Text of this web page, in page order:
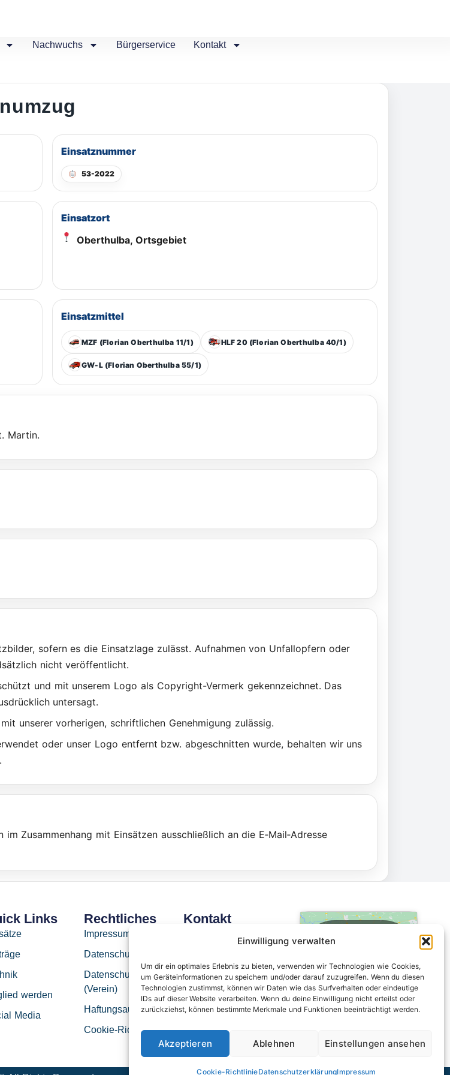
Einwilligung verwalten
Um dir ein optimales Erlebnis zu bieten, verwenden wir Technologien wie Cookies,
um Geräteinformationen zu speichern und/oder darauf zuzugreifen. Wenn du diesen
Technologien zustimmst, können wir Daten wie das Surfverhalten oder eindeutige
IDs auf dieser Website verarbeiten. Wenn du deine Einwilligung nicht erteilst oder
zurückziehst, können bestimmte Merkmale und Funktionen beeinträchtigt werden.
Akzeptieren Ablehnen Einstellungen ansehen
Cookie-RichtlinieDatenschutzerklärungImpressum
Nachwuchs Bürgerservice Kontakt
Einsatznummer
53-2022
Einsatzort
Oberthulba, Ortsgebiet
Einsatzmittel
MZF (Florian Oberthulba 11/1) HLF 20 (Florian Oberthulba 40/1)
GW-L (Florian Oberthulba 55/1)
Martin.
sofern es die Einsatzlage zulässt. Aufnahmen von Unfallopfern oder
nicht veröffentlicht.
und mit unserem Logo als Copyright-Vermerk gekennzeichnet. Das
untersagt.
unserer vorherigen, schriftlichen Genehmigung zulässig.
oder unser Logo entfernt bzw. abgeschnitten wurde, behalten wir uns
Zusammenhang mit Einsätzen ausschließlich an die E‑Mail‑Adresse
Links
werden
Media
Rechtliches
Impressum
Datenschutzerklärung
Datenschutzerklärung
(Verein)
Haftungsausschluss
Cookie-Richtlinie (EU)
Kontakt
09736-740 4969
Marketing-Cookies zu
akzeptieren und diesen
Inhalt zu aktivieren